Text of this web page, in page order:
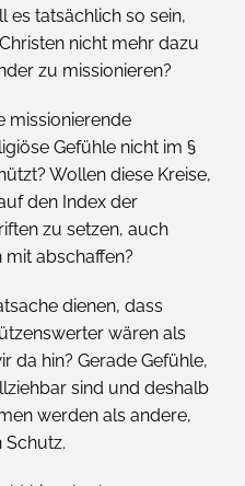
es tatsächlich so sein,
nicht mehr dazu
zu missionieren?
missionierende
Gefühle nicht im §
Wollen diese Kreise,
den Index der
zu setzen, auch
abschaffen?
dienen, dass
wären als
da hin? Gerade Gefühle,
sind und deshalb
werden als andere,